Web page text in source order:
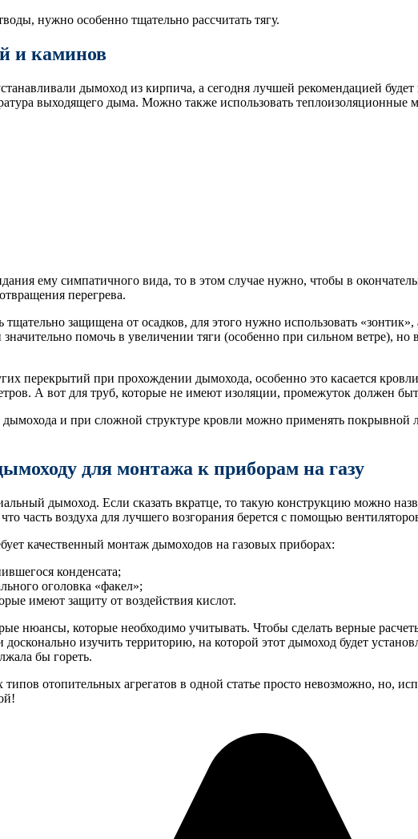
нужно особенно тщательно рассчитать тягу.
и каминов
дымоход из кирпича, а сегодня лучшей рекомендацией
выходящего дыма. Можно также использовать
ему симпатичного вида, то в этом случае нужно, чтобы в
перегрева.
защищена от осадков, для этого нужно использовать
помочь в увеличении тяги (особенно при сильном ветре), но
перекрытий при прохождении дымохода, особенно это касается
А вот для труб, которые не имеют изоляции, промежуток должен
и при сложной структуре кровли можно применять покрывной
для монтажа к приборам на газу
дымоход. Если сказать вкратце, то такую конструкцию можно
часть воздуха для лучшего возгорания берется с помощью
качественный монтаж дымоходов на газовых приборах:
конденсата;
оголовка «факел»;
имеют защиту от воздействия кислот.
нюансы, которые необходимо учитывать. Чтобы сделать верные
изучить территорию, на которой этот дымоход будет
бы гореть.
отопительных агрегатов в одной статье просто невозможно, но,